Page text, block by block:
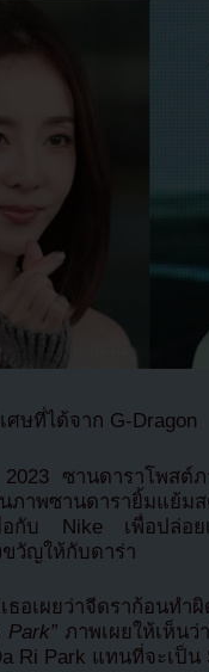
ศษที่ได้จาก G-Dragon
ซานดาราโพสต์ภ
าพซานดารายิ้มแย้มส
อกับ Nike เพื่อปล่อย
ขวัญให้กับดาร่า
ธอเผยว่าจีดราก้อนท
ภาพเผยให้เห็นว่
Ri Park แทนที่จะเป็น